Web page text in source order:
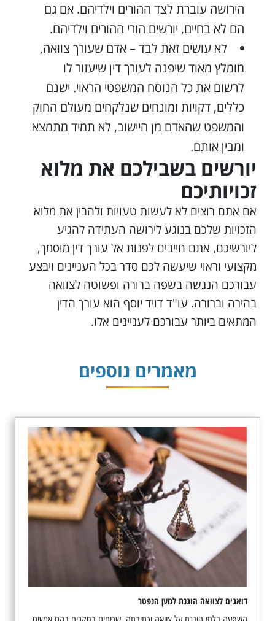
הירושה עוברת לצד ההורים וילדיהם. אם גם
הם לא בחיים, יורשים הורי ההורים וילדיהם.
לא עושים זאת לבד – אדם שעורך צוואה,
מומלץ מאוד שיפנה לעורך דין שיעזור לו
לרשום את כל הנוסח המשפטי הראוי. ישנם
כללים, דקויות ומונחים שנלקחים מעולם החוק
והמשפט שהאדם מן היישוב, לא תמיד מתמצא
ומבין אותם.
יורשים בשבילכם את מלוא
זכויותיכם
אם אתם רוצים לא לעשות טעויות ולהבין את מלוא
הזכויות שלכם בנוגע לירושה העתידה להגיע
ליורשיכם, אתם חייבים לפנות אל עורך דין מוסמך,
מקצועי וראוי שיעשה לכם סדר בכל העניינים ויבצע
עבורכם הנגשה בשפה ברורה ופשוטה לצוואה
בהירה וברורה. עו"ד דויד יוסף הוא עורך הדין
המתאים ביותר עבורכם לעניינים אלו.
מאמרים נוספים
דואגים לצוואה הוגנת למען הנפטר